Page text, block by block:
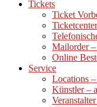
Tickets
Ticket
Mailorder –
Online
Service
Locations
Künstler –